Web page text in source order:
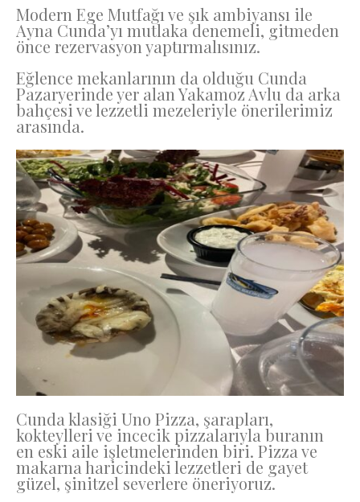
Modern Ege Mutfağı ve şık ambiyansı ile
Ayna Cunda’yı mutlaka denemeli, gitmeden
önce rezervasyon yaptırmalısınız.
Eğlence mekanlarının da olduğu Cunda
Pazaryerinde yer alan Yakamoz Avlu da arka
bahçesi ve lezzetli mezeleriyle önerilerimiz
arasında.
Cunda klasiği Uno Pizza, şarapları,
kokteylleri ve incecik pizzalarıyla buranın
en eski aile işletmelerinden biri. Pizza ve
makarna haricindeki lezzetleri de gayet
güzel, şinitzel severlere öneriyoruz.